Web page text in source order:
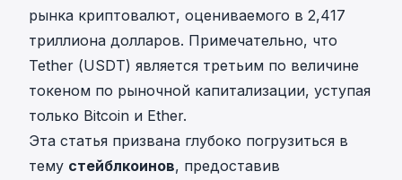
рынка криптовалют, оцениваемого в 2,417
триллиона долларов. Примечательно, что
Tether (USDT) является третьим по величине
токеном по рыночной капитализации, уступая
только Bitcoin и Ether.
Эта статья призвана глубоко погрузиться в
тему стейблкоинов, предоставив